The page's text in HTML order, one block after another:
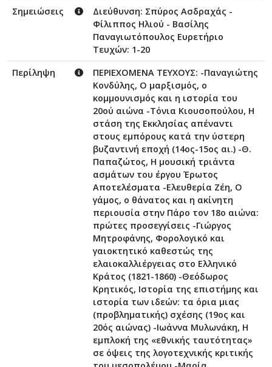
Σημειώσεις
Διεύθυνση: Σπύρος Ασδραχάς -
Φίλιππος Ηλιού - Βασίλης
Παναγιωτόπουλος Ευρετήριο
Τευχών: 1-20
Περίληψη
ΠΕΡΙΕΧΟΜΕΝΑ ΤΕΥΧΟΥΣ: -Παναγιώτης
Κονδύλης, Ο μαρξισμός, ο
κομμουνισμός και η ιστορία του
20ού αιώνα -Τόνια Κιουσοπούλου, Η
στάση της Εκκλησίας απέναντι
στους εμπόρους κατά την ύστερη
βυζαντινή εποχή (14ος-15ος αι.) -Θ.
Παπαζώτος, Η μουσική τριάντα
ασμάτων του έργου Έρωτος
Αποτελέσματα -Ελευθερία Ζέη, Ο
γάμος, ο θάνατος και η ακίνητη
περιουσία στην Πάρο τον 18ο αιώνα:
πρώτες προσεγγίσεις -Γιώργος
Μητροφάνης, Φορολογικό και
γαιοκτητικό καθεστώς της
ελαιοκαλλιέργειας στο Ελληνικό
Κράτος (1821-1860) -Θεόδωρος
Κρητικός, Ιστορία της επιστήμης και
ιστορία των ιδεών: τα όρια μιας
(προβληματικής) σχέσης (19ος και
20ός αιώνας) -Ιωάννα Μυλωνάκη, Η
εμπλοκή της «εθνικής ταυτότητας»
σε όψεις της λογοτεχνικής κριτικής